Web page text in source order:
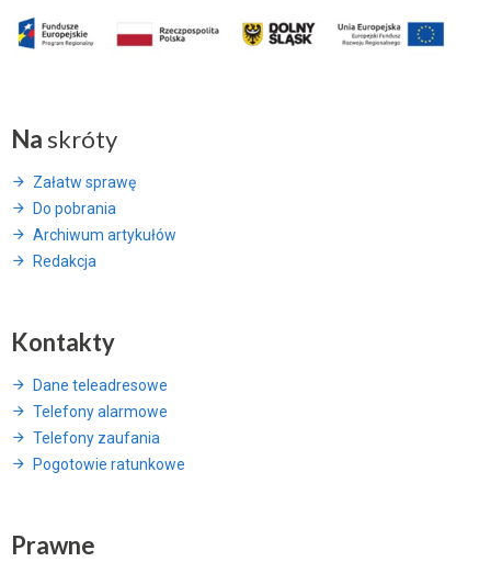
Na skróty
Załatw sprawę
Do pobrania
Archiwum artykułów
Redakcja
Kontakty
Dane teleadresowe
Telefony alarmowe
Telefony zaufania
Pogotowie ratunkowe
Prawne